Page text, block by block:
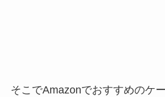
そこでAmazonでおすすめのケ